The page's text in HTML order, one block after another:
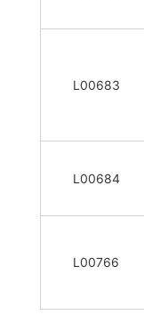
L00683
L00684
L00766